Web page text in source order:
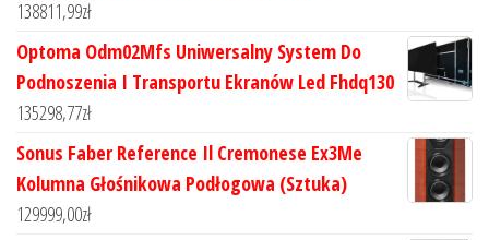
138811,99zł
Optoma Odm02Mfs Uniwersalny System Do
Podnoszenia I Transportu Ekranów Led Fhdq130
135298,77zł
Sonus Faber Reference Il Cremonese Ex3Me
Kolumna Głośnikowa Podłogowa (Sztuka)
129999,00zł